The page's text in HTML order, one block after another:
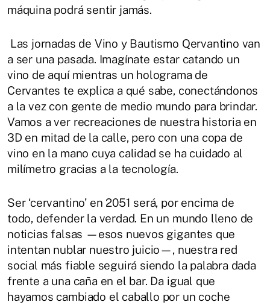
máquina podrá sentir jamás.
Las jornadas de Vino y Bautismo Qervantino van
a ser una pasada. Imagínate estar catando un
vino de aquí mientras un holograma de
Cervantes te explica a qué sabe, conectándonos
a la vez con gente de medio mundo para brindar.
Vamos a ver recreaciones de nuestra historia en
3D en mitad de la calle, pero con una copa de
vino en la mano cuya calidad se ha cuidado al
milímetro gracias a la tecnología.
Ser ‘cervantino’ en 2051 será, por encima de
todo, defender la verdad. En un mundo lleno de
noticias falsas —esos nuevos gigantes que
intentan nublar nuestro juicio—, nuestra red
social más fiable seguirá siendo la palabra dada
frente a una caña en el bar. Da igual que
hayamos cambiado el caballo por un coche